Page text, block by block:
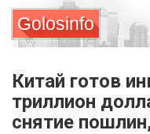
Golosinfo
Китай готов
триллион
снятие